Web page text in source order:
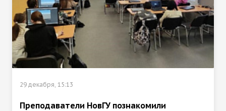
29 декабря, 15:13
Преподаватели НовГУ познакомили